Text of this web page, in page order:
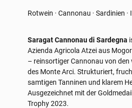
Rotwein · Cannonau · Sardinien ·
Saragat Cannonau di Sardegna
Azienda Agricola Atzei aus
– reinsortiger Cannonau von den
des Monte Arci. Strukturiert,
samtigen Tanninen und klarem
Ausgezeichnet mit der
Trophy 2023.